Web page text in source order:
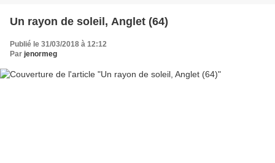
Un rayon de soleil, Anglet (64)
Publié le 31/03/2018 à 12:12
Par jenormeg